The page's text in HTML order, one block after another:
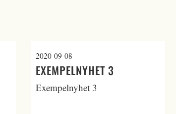
2020-09-08
EXEMPELNYHET 3
Exempelnyhet 3